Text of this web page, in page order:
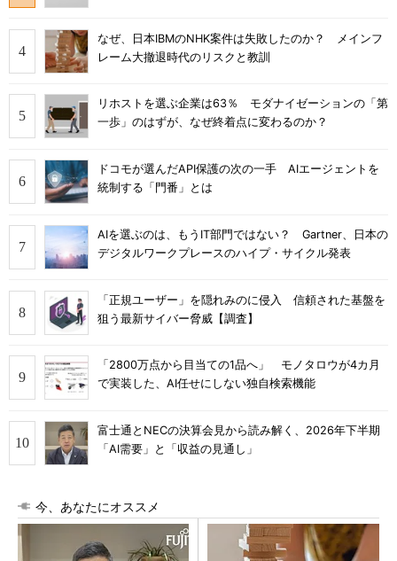
なぜ、日本IBMのNHK案件は失敗したのか？ メインフ
レーム大撤退時代のリスクと教訓
リホストを選ぶ企業は63％ モダナイゼーションの「第
一歩」のはずが、なぜ終着点に変わるのか？
ドコモが選んだAPI保護の次の一手 AIエージェントを
統制する「門番」とは
AIを選ぶのは、もうIT部門ではない？ Gartner、日本の
デジタルワークプレースのハイプ・サイクル発表
「正規ユーザー」を隠れみのに侵入 信頼された基盤を
狙う最新サイバー脅威【調査】
「2800万点から目当ての1品へ」 モノタロウが4カ月
で実装した、AI任せにしない独自検索機能
富士通とNECの決算会見から読み解く、2026年下半期
「AI需要」と「収益の見通し」
今、あなたにオススメ